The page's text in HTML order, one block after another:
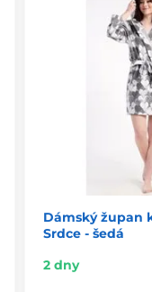
Dámský župan
Srdce - šedá
2 dny